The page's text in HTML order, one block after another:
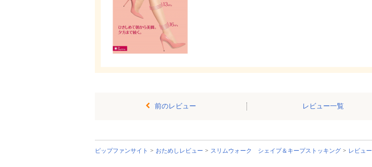
前のレビュー レビュー一覧
ピップファンサイト おためしレビュー スリムウォーク シェイプ＆キープストッキング レビュー